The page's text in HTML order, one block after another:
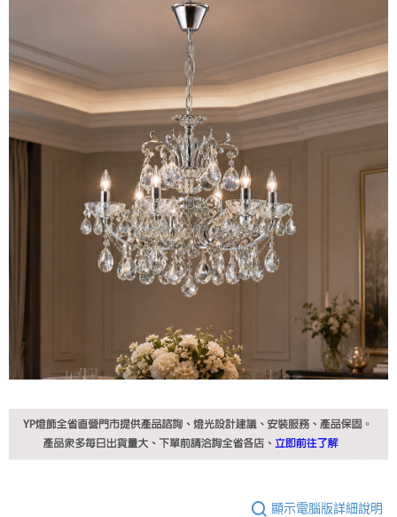
顯示電腦版詳細說明